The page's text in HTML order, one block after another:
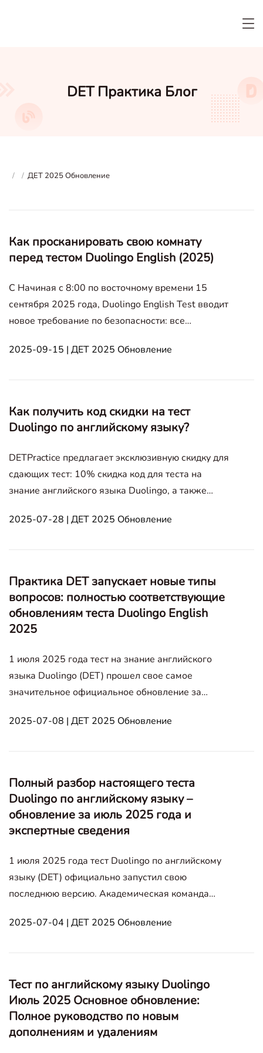
DET Практика Блог
/ / ДЕТ 2025 Обновление
Как просканировать свою комнату
перед тестом Duolingo English (2025)
C Начиная с 8:00 по восточному времени 15
сентября 2025 года, Duolingo English Test вводит
новое требование по безопасности: все
мобильный телефон для сканирования комнаты
2025-09-15 | ДЕТ 2025 Обновление
Как получить код скидки на тест
Duolingo по английскому языку?
DETPractice предлагает эксклюзивную скидку для
сдающих тест: 10% скидка код для теста на
знание английского языка Duolingo, а также
результатов Duolingo в течение 24 часов —
2025-07-28 | ДЕТ 2025 Обновление
Практика DET запускает новые типы
вопросов: полностью соответствующие
обновлениям теста Duolingo English
2025
1 июля 2025 года тест на знание английского
языка Duolingo (DET) прошел свое самое
значительное официальное обновление за
DET платформа практики стала первой,
2025-07-08 | ДЕТ 2025 Обновление
Полный разбор настоящего теста
Duolingo по английскому языку –
обновление за июль 2025 года и
экспертные сведения
1 июля 2025 года тест Duolingo по английскому
языку (DET) официально запустил свою
последнюю версию. Академическая команда
в семи раундах тестирования для глубокого
2025-07-04 | ДЕТ 2025 Обновление
Тест по английскому языку Duolingo
Июль 2025 Основное обновление:
Полное руководство по новым
дополнениям и удалениям